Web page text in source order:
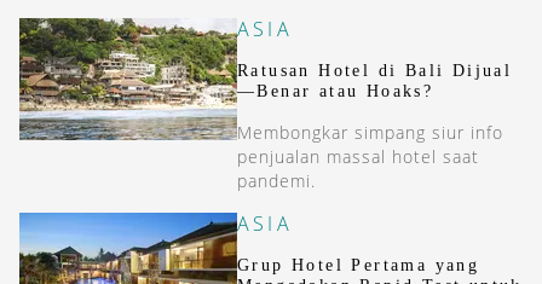
ASIA
Ratusan Hotel di Bali Dijual
—Benar atau Hoaks?
Membongkar simpang siur info
penjualan massal hotel saat
pandemi.
ASIA
Grup Hotel Pertama yang